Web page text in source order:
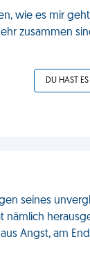
wie es mir
zusammen
DU HAST ES
seines
nämlich
Angst, am